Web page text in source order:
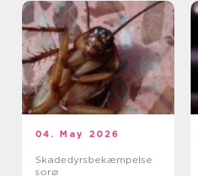
04. May 2026
Skadedyrsbekæmpelse
sorø